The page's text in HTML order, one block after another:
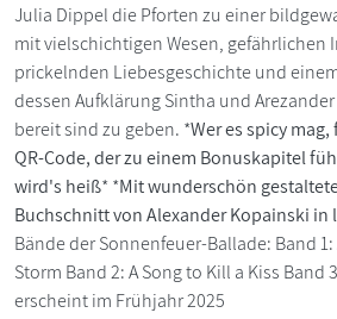
Julia Dippel die Pforten zu einer
mit vielschichtigen Wesen, gefährlichen
prickelnden Liebesgeschichte und
dessen Aufklärung Sintha und
bereit sind zu geben. *Wer es spicy
QR-Code, der zu einem Bonuskapitel
wird's heiß* *Mit wunderschön
Buchschnitt von Alexander Kopainski in
Bände der Sonnenfeuer-Ballade: Band 1:
Storm Band 2: A Song to Kill a Kiss Band
erscheint im Frühjahr 2025